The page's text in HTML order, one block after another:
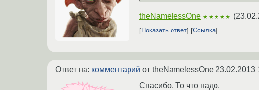
theNamelessOne ★★★★★ (
Показать ответ Ссылка
Ответ на: комментарий от theNamelessOne 23.02.2013
Спасибо. То что надо.